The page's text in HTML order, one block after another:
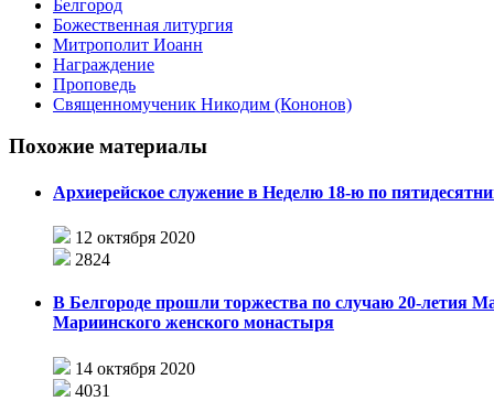
Белгород
Божественная литургия
Митрополит Иоанн
Награждение
Проповедь
Священномученик Никодим (Кононов)
Похожие материалы
Архиерейское служение в Неделю 18-ю по
12 октября 2020
2824
В Белгороде прошли торжества по случаю 20-летия
Мариинского женского монастыря
14 октября 2020
4031